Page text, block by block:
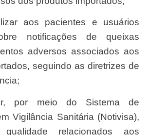
notificações de queixas
adversos associados aos
seguindo as diretrizes de
Vigilância Sanitária (Notivisa),
relacionados aos